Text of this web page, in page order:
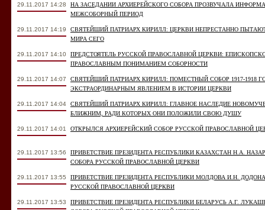
29.11.2017 14:28
НА ЗАСЕДАНИИ АРХИЕРЕЙСКОГО СОБОРА ПРОЗВУЧАЛА
МЕЖСОБОРНЫЙ ПЕРИОД
29.11.2017 14:19
СВЯТЕЙШИЙ ПАТРИАРХ КИРИЛЛ: ЦЕРКВИ НЕПРЕСТАННО
МИРА СЕГО
29.11.2017 14:10
ПРЕДСТОЯТЕЛЬ РУССКОЙ ПРАВОСЛАВНОЙ ЦЕРКВИ:
ПРАВОСЛАВНЫМ ПОНИМАНИЕМ СОБОРНОСТИ
29.11.2017 14:07
СВЯТЕЙШИЙ ПАТРИАРХ КИРИЛЛ: ПОМЕСТНЫЙ СОБОР 1917-1918
ЭКСТРАОРДИНАРНЫМ ЯВЛЕНИЕМ В ИСТОРИИ ЦЕРКВИ
29.11.2017 14:04
СВЯТЕЙШИЙ ПАТРИАРХ КИРИЛЛ: ГЛАВНОЕ НАСЛЕДИЕ
БЛИЖНИМ, РАДИ КОТОРЫХ ОНИ ПОЛОЖИЛИ СВОЮ ДУШУ
29.11.2017 14:01 ОТКРЫЛСЯ АРХИЕРЕЙСКИЙ СОБОР РУССКОЙ ПРАВОСЛАВНОЙ
29.11.2017 13:56
ПРИВЕТСТВИЕ ПРЕЗИДЕНТА РЕСПУБЛИКИ КАЗАХСТАН Н.А.
СОБОРА РУССКОЙ ПРАВОСЛАВНОЙ ЦЕРКВИ
29.11.2017 13:55
ПРИВЕТСТВИЕ ПРЕЗИДЕНТА РЕСПУБЛИКИ МОЛДОВА И.Н.
РУССКОЙ ПРАВОСЛАВНОЙ ЦЕРКВИ
29.11.2017 13:53
ПРИВЕТСТВИЕ ПРЕЗИДЕНТА РЕСПУБЛИКИ БЕЛАРУСЬ А.Г.